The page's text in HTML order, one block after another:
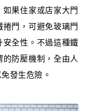
果住家或店家大門
門，可避免玻璃門
全性。不過這種鐵
防壓機制，全由人
發生危險。